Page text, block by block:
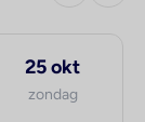
25 okt
zondag